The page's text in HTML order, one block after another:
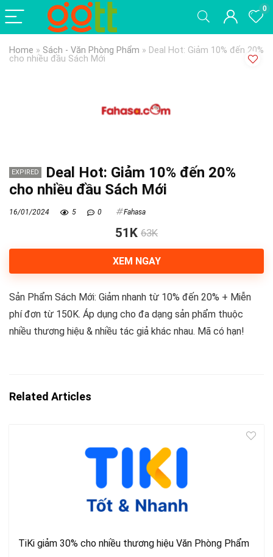
0
Home » Sách - Văn Phòng Phẩm » Deal Hot: Giảm 10% đến 20%
cho nhiều đầu Sách Mới
EXPIRED
Deal Hot: Giảm 10% đến 20%
cho nhiều đầu Sách Mới
16/01/2024 5 0 Fahasa
51K 63K
XEM NGAY
Sản Phẩm Sách Mới: Giảm nhanh từ 10% đến 20% + Miễn
phí đơn từ 150K. Áp dụng cho đa dạng sản phẩm thuộc
nhiều thương hiệu & nhiều tác giả khác nhau. Mã có hạn!
Related Articles
TiKi giảm 30% cho nhiều thương hiệu Văn Phòng Phẩm